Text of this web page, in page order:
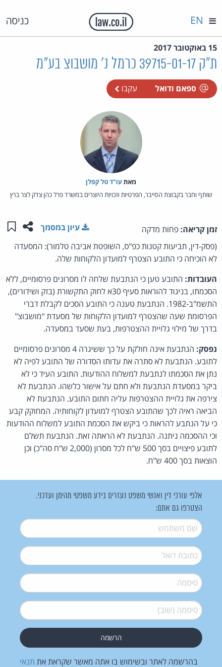
כניסה EN
15 באוקטובר 2017
ת"ק 39715-01-17 כרמל נ' מושבוצ בע"מ
ספאם ודואל עקבו
מאת‏עו"ד טל קפלן
שותף וחבר בקבוצת הסייבר, הפרטיות וזכויות היוצרים במשרד פרל כהן צדק לצר ברץ
זמן קריאה: פחות מדקה שתפו
עיון במסמך
(פסק-דין, תביעות קטנות כפ"ס, השופטת אביבה טלמור): המסעדה
לא הוכיחה כי התובע הצטרף למועדון הלקוחות שלה.
העובדות: התובע טען כי הנתבעת שלחה לו מסרונים פרסומיים, ללא
הסכמתו, בניגוד להוראות סעיף 30א לחוק התקשורת (בזק ושידורים),
התשמ"ב-1982. הנתבעת טענה כי התובע הסכים לקבלת דברי
הפרסומת שעה שהצטרף למועדון הלקוחות של מסעדת "מושבוצ"
בדרך של מילוי גלויית ההצטרפות, בעת שסעד במסעדה.
נפסק:
הנתבעת אינה חולקת על כך ששיגרה 4 מסרונים פרסומיים
לתובע. הנתבעת לא סתרה את עדותו הסדורה של התובע לפיה לא
נתן את הסכמתו לנתבעת למשלוח ההודעות. התובע העיד כי לא
ביקר במסעדת הנתבעת ולא חתם על אישור כלשהו. הנתבעת לא
צירפה את גלויית ההצטרפות עליה חתום התובע. הנתבעת לא
הביאה ראיה לכך שהתובע הצטרף למועדון לקוחותיה. המחוקק קבע
כי על הנתבע להראות כי ביקש את הסכמת התובע למשלוח ההודעות
וכי ההסכמה ניתנה. הנתבעת לא הראתה זאת. הנתבעת תשלם
לתובע פיצויים בסך 500 ש"ח לכל מסרון (2,000 ש"ח סה"כ) וכן
הוצאות בסך 400 ש"ח.
אלפי עורכי דין ואנשי משפט נעזרים בידע משפטי מהימן ועדכני.
הצטרפו גם אתם:
שם משתמש*
דואל*
סיסמה*
סיסמה (שוב)*
בהרשמה לאתר ובשימוש בו אתה מאשר שקראת את תנאי